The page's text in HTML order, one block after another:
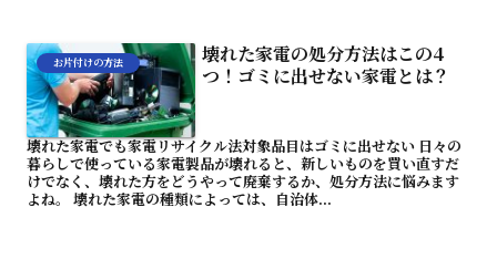
お片付けの方法
壊れた家電の処分方法はこの4
つ！ゴミに出せない家電とは？
壊れた家電でも家電リサイクル法対象品目はゴミに出せない 日々の
暮らしで使っている家電製品が壊れると、新しいものを買い直すだ
けでなく、壊れた方をどうやって廃棄するか、処分方法に悩みます
よね。 壊れた家電の種類によっては、自治体...